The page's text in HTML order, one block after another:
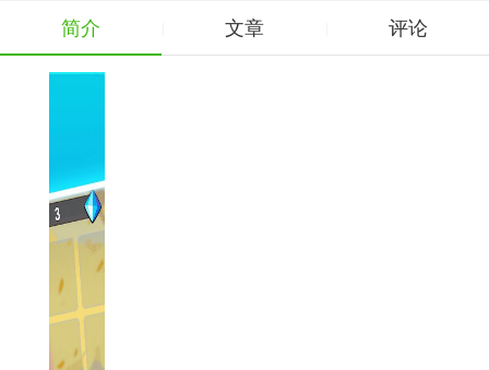
简介 文章 评论